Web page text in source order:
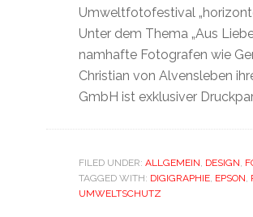
Umweltfotofestival
Unter dem Thema „Aus
namhafte Fotografen wie
Christian von Alvensleben
GmbH ist exklusiver
FILED UNDER: ALLGEMEIN, DESIGN,
TAGGED WITH: DIGIGRAPHIE, EPSON,
UMWELTSCHUTZ